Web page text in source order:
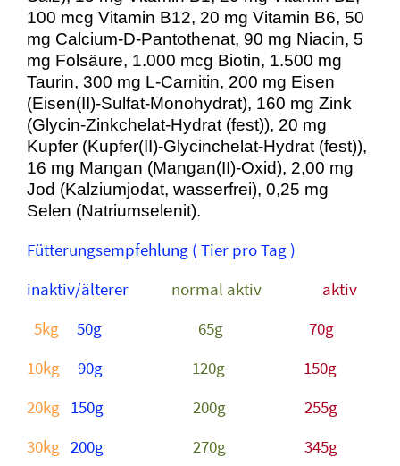
100 mcg Vitamin B12, 20 mg Vitamin B6, 50
mg Calcium-D-Pantothenat, 90 mg Niacin, 5
mg Folsäure, 1.000 mcg Biotin, 1.500 mg
Taurin, 300 mg L-Carnitin, 200 mg Eisen
(Eisen(II)-Sulfat-Monohydrat), 160 mg Zink
(Glycin-Zinkchelat-Hydrat (fest)), 20 mg
Kupfer (Kupfer(II)-Glycinchelat-Hydrat (fest)),
16 mg Mangan (Mangan(II)-Oxid), 2,00 mg
Jod (Kalziumjodat, wasserfrei), 0,25 mg
Selen (Natriumselenit).
Fütterungsempfehlung ( Tier pro Tag )
inaktiv/älterer
normal aktiv
aktiv
5kg
50g 65g 70g
10kg
90g 120g
150g
20kg 150g 200g
255g
30kg 200g 270g
345g